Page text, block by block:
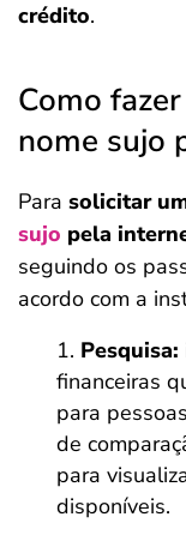
crédito.
Como
nome sujo
Para solicitar
sujo pela
seguindo os
acordo com a
Pesquisa:
financeiras
para
de
para
disponíveis.